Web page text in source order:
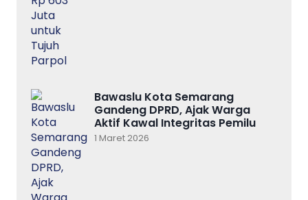
Bawaslu Kota Semarang
Gandeng DPRD, Ajak Warga
Aktif Kawal Integritas Pemilu
1 Maret 2026